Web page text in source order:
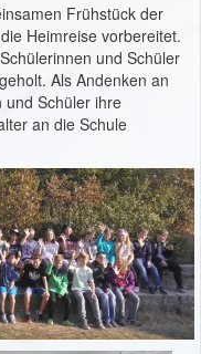
Frühstück der
Heimreise vorbereitet.
und Schüler
Als Andenken an
und Schüler ihre
an die Schule